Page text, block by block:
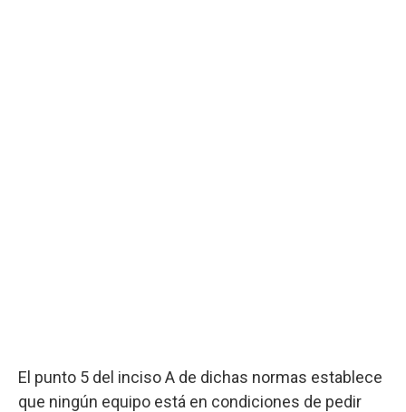
El punto 5 del inciso A de dichas normas establece
que ningún equipo está en condiciones de pedir